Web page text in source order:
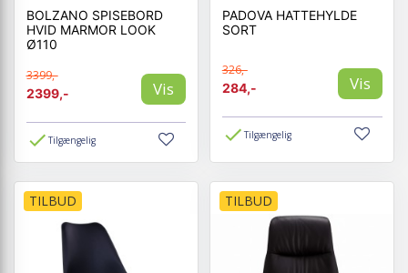
BOLZANO SPISEBORD
HVID MARMOR LOOK
Ø110
3399,-
2399,-
Vis
Tilgængelig
PADOVA HATTEHYLDE
SORT
326,-
284,-
Vis
Tilgængelig
TILBUD TILBUD